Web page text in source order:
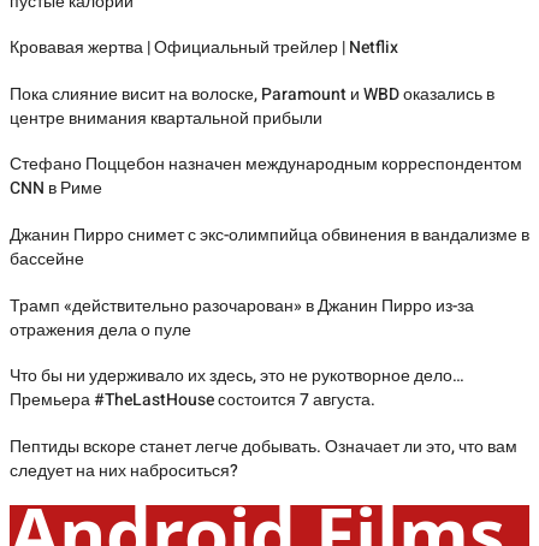
Кровавая жертва | Официальный трейлер | Netflix
Пока слияние висит на волоске, Paramount и WBD оказались в
центре внимания квартальной прибыли
Стефано Поццебон назначен международным корреспондентом
CNN в Риме
Джанин Пирро снимет с экс-олимпийца обвинения в вандализме в
бассейне
Трамп «действительно разочарован» в Джанин Пирро из-за
отражения дела о пуле
Что бы ни удерживало их здесь, это не рукотворное дело…
Премьера #TheLastHouse состоится 7 августа.
Пептиды вскоре станет легче добывать. Означает ли это, что вам
следует на них наброситься?